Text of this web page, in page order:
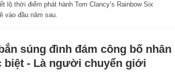
lộ thời điểm phát hành Tom Clancy’s Rainbow Six
vào đầu năm sau.
súng đình đám công bố nhân
biệt - Là người chuyển giới